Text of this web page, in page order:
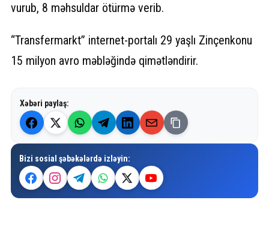
vurub, 8 məhsuldar ötürmə verib.
“Transfermarkt” internet-portalı 29 yaşlı Zinçenkonu
15 milyon avro məbləğində qimətləndirir.
Xəbəri paylaş:
Bizi sosial şəbəkələrdə izləyin: